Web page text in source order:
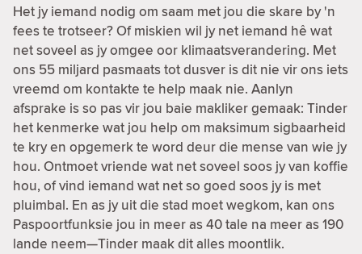
Het jy iemand nodig om saam met jou die skare by 'n
fees te trotseer? Of miskien wil jy net iemand hê wat
net soveel as jy omgee oor klimaatsverandering. Met
ons 55 miljard pasmaats tot dusver is dit nie vir ons iets
vreemd om kontakte te help maak nie. Aanlyn
afsprake is so pas vir jou baie makliker gemaak: Tinder
het kenmerke wat jou help om maksimum sigbaarheid
te kry en opgemerk te word deur die mense van wie jy
hou. Ontmoet vriende wat net soveel soos jy van koffie
hou, of vind iemand wat net so goed soos jy is met
pluimbal. En as jy uit die stad moet wegkom, kan ons
Paspoortfunksie jou in meer as 40 tale na meer as 190
lande neem—Tinder maak dit alles moontlik.